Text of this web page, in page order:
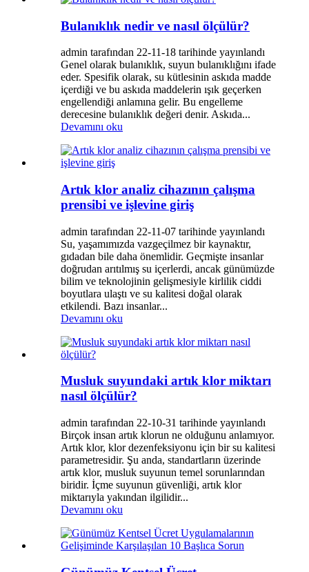
Bulanıklık nedir ve nasıl ölçülür?
admin tarafından 22-11-18 tarihinde yayınlandı
Genel olarak bulanıklık, suyun bulanıklığını ifade
eder. Spesifik olarak, su kütlesinin askıda madde
içerdiği ve bu askıda maddelerin ışık geçerken
engellendiği anlamına gelir. Bu engelleme
derecesine bulanıklık değeri denir. Askıda...
Devamını oku
Artık klor analiz cihazının çalışma
prensibi ve işlevine giriş
admin tarafından 22-11-07 tarihinde yayınlandı
Su, yaşamımızda vazgeçilmez bir kaynaktır,
gıdadan bile daha önemlidir. Geçmişte insanlar
doğrudan arıtılmış su içerlerdi, ancak günümüzde
bilim ve teknolojinin gelişmesiyle kirlilik ciddi
boyutlara ulaştı ve su kalitesi doğal olarak
etkilendi. Bazı insanlar...
Devamını oku
Musluk suyundaki artık klor miktarı
nasıl ölçülür?
admin tarafından 22-10-31 tarihinde yayınlandı
Birçok insan artık klorun ne olduğunu anlamıyor.
Artık klor, klor dezenfeksiyonu için bir su kalitesi
parametresidir. Şu anda, standartların üzerinde
artık klor, musluk suyunun temel sorunlarından
biridir. İçme suyunun güvenliği, artık klor
miktarıyla yakından ilgilidir...
Devamını oku